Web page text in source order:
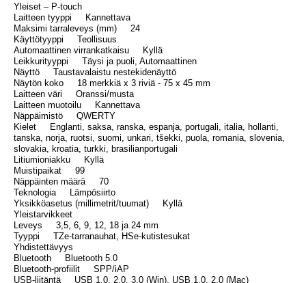
Yleiset – P-touch
Laitteen tyyppi Kannettava
Maksimi tarraleveys (mm) 24
Käyttötyyppi Teollisuus
Automaattinen virrankatkaisu Kyllä
Leikkurityyppi Täysi ja puoli, Automaattinen
Näyttö Taustavalaistu nestekidenäyttö
Näytön koko 18 merkkiä x 3 riviä - 75 x 45 mm
Laitteen väri Oranssi/musta
Laitteen muotoilu Kannettava
Näppäimistö QWERTY
Kielet Englanti, saksa, ranska, espanja, portugali, italia, hollanti,
tanska, norja, ruotsi, suomi, unkari, tšekki, puola, romania, slovenia,
slovakia, kroatia, turkki, brasilianportugali
Litiumioniakku Kyllä
Muistipaikat 99
Näppäinten määrä 70
Teknologia Lämpösiirto
Yksikköasetus (millimetrit/tuumat) Kyllä
Yleistarvikkeet
Leveys 3,5, 6, 9, 12, 18 ja 24 mm
Tyyppi TZe-tarranauhat, HSe-kutistesukat
Yhdistettävyys
Bluetooth Bluetooth 5.0
Bluetooth-profiilit SPP/iAP
USB-liitäntä USB 1.0, 2.0, 3.0 (Win), USB 1.0, 2.0 (Mac)